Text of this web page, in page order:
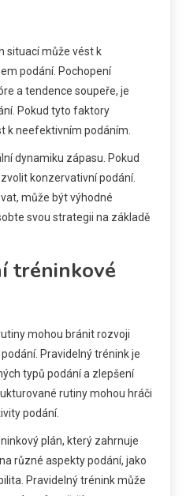
situací může vést k
podání. Pochopení
a tendence soupeře, je
Pokud tyto faktory
k neefektivním podáním.
dynamiku zápasu. Pokud
konzervativní podání.
může být výhodné
svou strategii na základě
tréninkové
mohou bránit rozvoji
Pravidelný trénink je
typů podání a zlepšení
rutiny mohou hráči
podání.
plán, který zahrnuje
různé aspekty podání, jako
Pravidelný trénink může